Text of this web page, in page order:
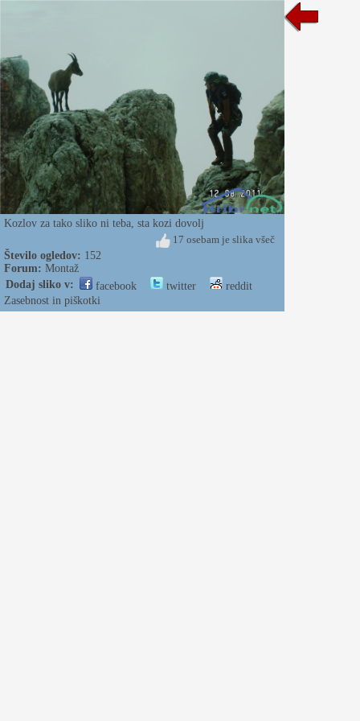
Kozlov za tako sliko ni teba, sta kozi dovolj
17 osebam je slika všeč
Število ogledov: 152
Forum: Montaž
Dodaj sliko v:
facebook twitter
reddit
Zasebnost in piškotki